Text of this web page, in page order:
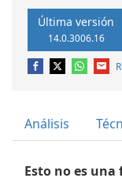
Última versión
14.0.3006.16
Análisis
Esto no es una